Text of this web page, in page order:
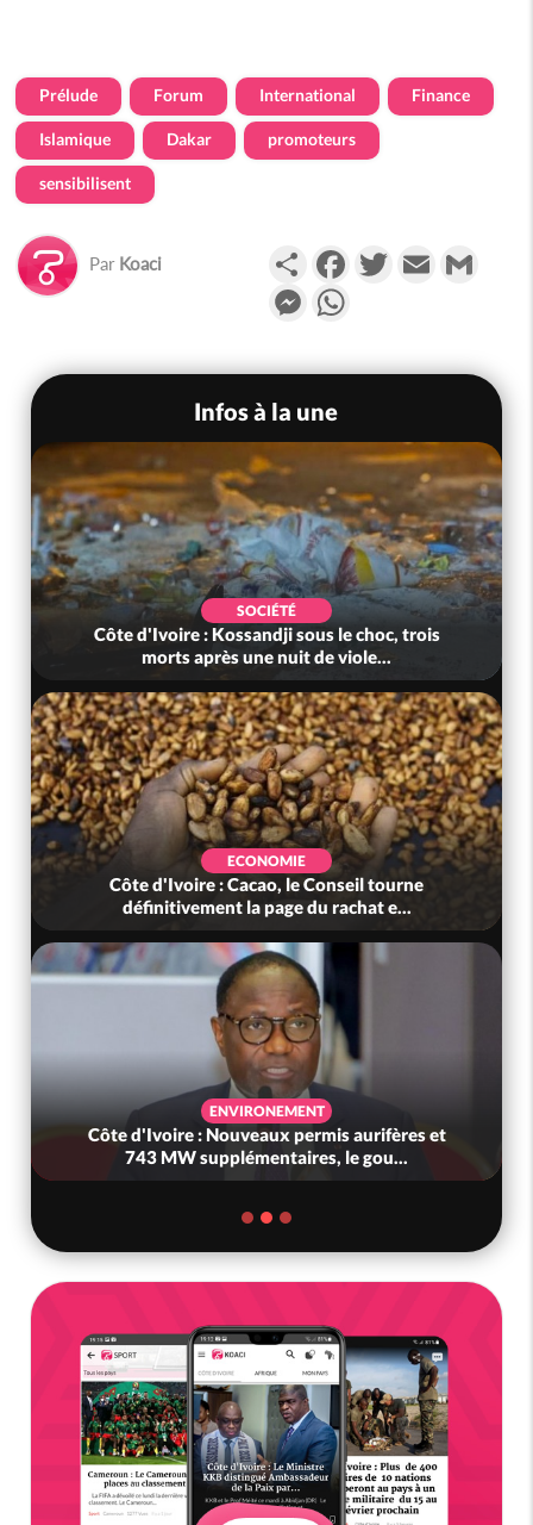
Prélude Forum International Finance
Islamique Dakar promoteurs
sensibilisent
Par Koaci PartagerFacebookTwitterEmail
Messenger
Infos à la une
SOCIÉTÉ
Côte d'Ivoire : Kossandji sous le choc, trois
morts après une nuit de viole...
ECONOMIE
Côte d'Ivoire : Cacao, le Conseil tourne
définitivement la page du rachat e...
ENVIRONEMENT
Côte d'Ivoire : Nouveaux permis aurifères et
743 MW supplémentaires, le gou...